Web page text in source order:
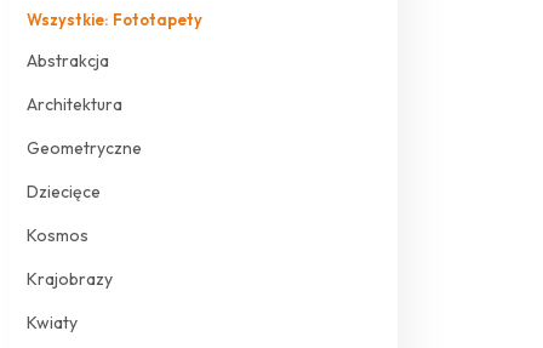
Wszystkie: Fototapety
Abstrakcja
Architektura
Geometryczne
Dziecięce
Kosmos
Krajobrazy
Kwiaty